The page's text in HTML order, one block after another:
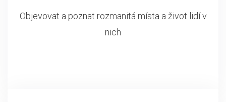
Objevovat a poznat rozmanitá místa a život lidí v
nich